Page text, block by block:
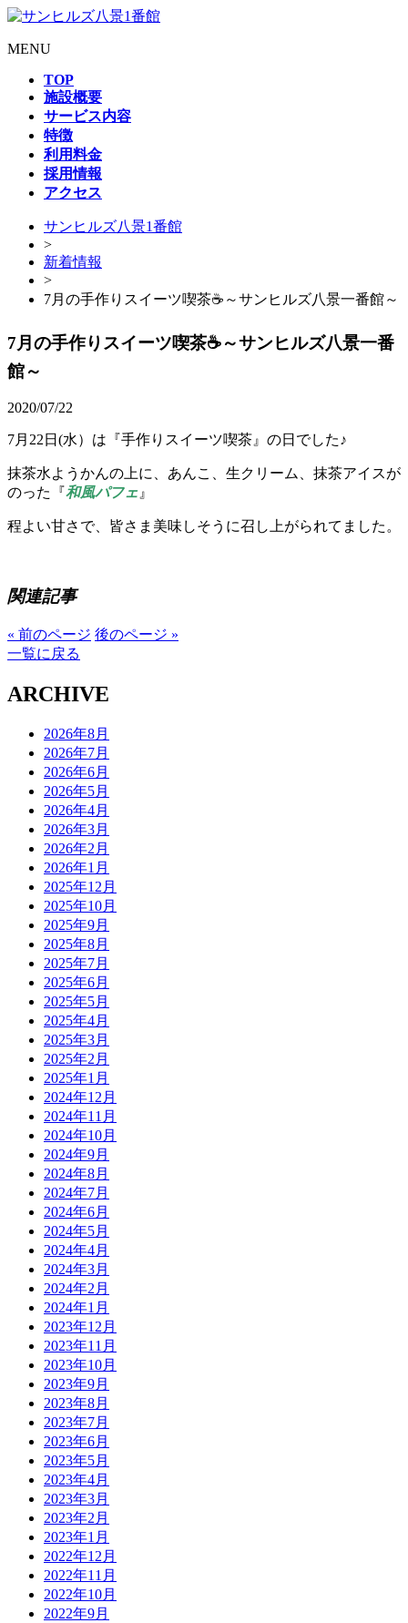
MENU
TOP
施設概要
サービス内容
特徴
利用料金
採用情報
アクセス
サンヒルズ八景1番館
>
新着情報
>
7月の手作りスイーツ喫茶☕～サンヒルズ八景一番館～
7月の手作りスイーツ喫茶☕～サンヒルズ八景一番
館～
2020/07/22
7月22日(水）は『手作りスイーツ喫茶』の日でした♪
抹茶水ようかんの上に、あんこ、生クリーム、抹茶アイスが
のった『和風パフェ』
程よい甘さで、皆さま美味しそうに召し上がられてました。
関連記事
« 前のページ 後のページ »
一覧に戻る
ARCHIVE
2026年8月
2026年7月
2026年6月
2026年5月
2026年4月
2026年3月
2026年2月
2026年1月
2025年12月
2025年10月
2025年9月
2025年8月
2025年7月
2025年6月
2025年5月
2025年4月
2025年3月
2025年2月
2025年1月
2024年12月
2024年11月
2024年10月
2024年9月
2024年8月
2024年7月
2024年6月
2024年5月
2024年4月
2024年3月
2024年2月
2024年1月
2023年12月
2023年11月
2023年10月
2023年9月
2023年8月
2023年7月
2023年6月
2023年5月
2023年4月
2023年3月
2023年2月
2023年1月
2022年12月
2022年11月
2022年10月
2022年9月